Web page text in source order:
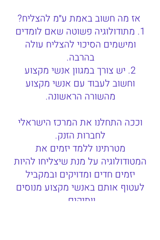
אז מה חשוב באמת ע״מ להצליח?
1. מתודולוגיה פשוטה שאם לומדים
ומישמים הסיכוי להצליח עולה
בהרבה.
2. יש צורך במגוון אנשי מקצוע
וחשוב לעבוד עם אנשי מקצוע
מהשורה הראשונה.
וככה התחלנו את המרכז הישראלי
לחברות הזנק.
מטרתינו ללמד יזמים את
המטודולוגיה על מנת שיצליחו להיות
יזמים חדים ומדויקים ובמקביל
לעטוף אותם באנשי מקצוע מנוסים
וותיקים.